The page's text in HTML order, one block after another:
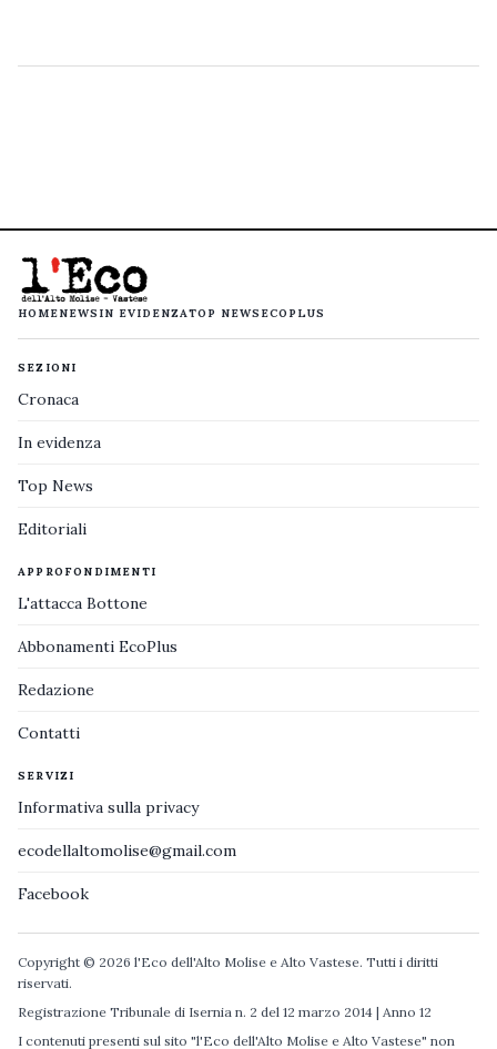
HOMENEWS IN EVIDENZATOP NEWS ECOPLUS
SEZIONI
Cronaca
In evidenza
Top News
Editoriali
APPROFONDIMENTI
L'attacca Bottone
Abbonamenti EcoPlus
Redazione
Contatti
SERVIZI
Informativa sulla privacy
ecodellaltomolise@gmail.com
Facebook
Copyright © 2026 l'Eco dell'Alto Molise e Alto Vastese. Tutti i diritti
riservati.
Registrazione Tribunale di Isernia n. 2 del 12 marzo 2014 | Anno 12
I contenuti presenti sul sito "l'Eco dell'Alto Molise e Alto Vastese" non